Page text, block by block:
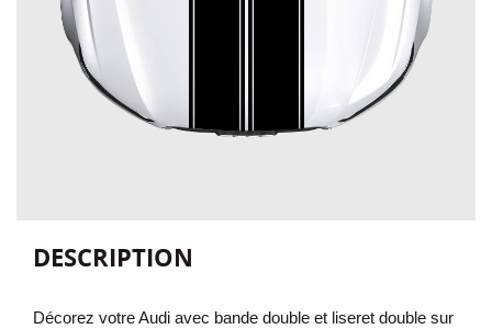
DESCRIPTION
Décorez votre Audi avec bande double et liseret double sur